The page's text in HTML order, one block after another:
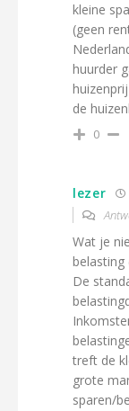
kleine
(geen
huurder
de
0
lezer
Wat je
belasting
De
treft de
grote
sparen/